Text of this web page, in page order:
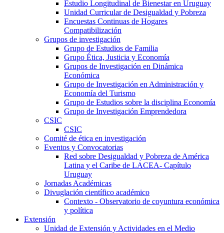
Estudio Longitudinal de Bienestar en Uruguay
Unidad Curricular de Desigualdad y Pobreza
Encuestas Continuas de Hogares
Compatibilización
Grupos de investigación
Grupo de Estudios de Familia
Grupo Ética, Justicia y Economía
Grupos de Investigación en Dinámica
Económica
Grupo de Investigación en Administración y
Economía del Turismo
Grupo de Estudios sobre la disciplina Economía
Grupo de Investigación Emprendedora
CSIC
CSIC
Comité de ética en investigación
Eventos y Convocatorias
Red sobre Desigualdad y Pobreza de América
Latina y el Caribe de LACEA- Capítulo
Uruguay
Jornadas Académicas
Divuglación científico académico
Contexto - Observatorio de coyuntura económica
y política
Extensión
Unidad de Extensión y Actividades en el Medio